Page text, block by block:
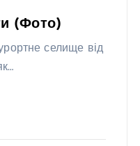
(Фото)
селище від